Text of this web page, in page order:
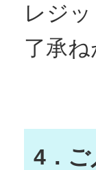
レジ
了承ね
4．ご